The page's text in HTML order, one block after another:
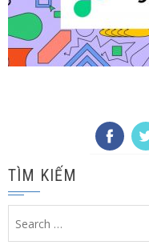
TÌM KIẾM